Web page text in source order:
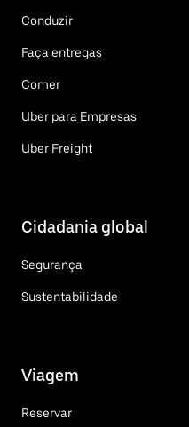
Conduzir
Faça entregas
Comer
Uber para Empresas
Uber Freight
Cidadania global
Segurança
Sustentabilidade
Viagem
Reservar